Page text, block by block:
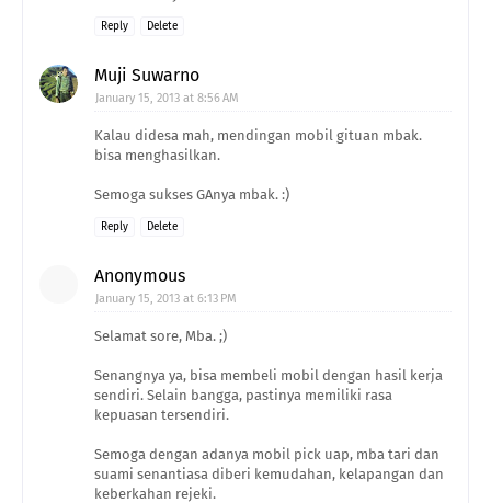
Reply Delete
Muji Suwarno
January 15, 2013 at 8:56 AM
Kalau didesa mah, mendingan mobil gituan mbak.
bisa menghasilkan.
Semoga sukses GAnya mbak. :)
Reply Delete
Anonymous
January 15, 2013 at 6:13 PM
Selamat sore, Mba. ;)
Senangnya ya, bisa membeli mobil dengan hasil kerja
sendiri. Selain bangga, pastinya memiliki rasa
kepuasan tersendiri.
Semoga dengan adanya mobil pick uap, mba tari dan
suami senantiasa diberi kemudahan, kelapangan dan
keberkahan rejeki.